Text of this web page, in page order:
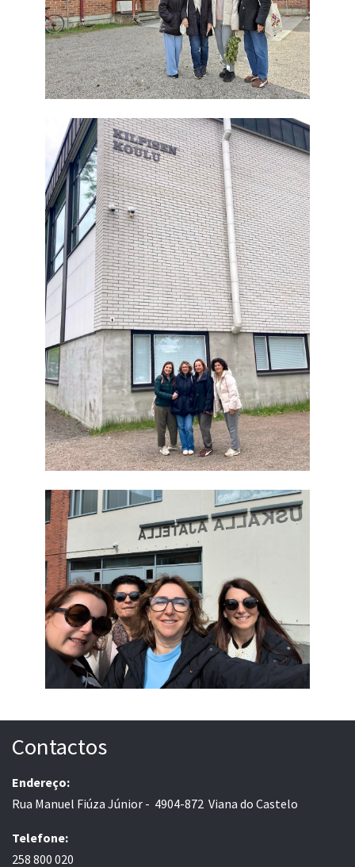
Contactos
Endereço:
Rua Manuel Fiúza Júnior - 4904-872 Viana do Castelo
Telefone:
258 800 020